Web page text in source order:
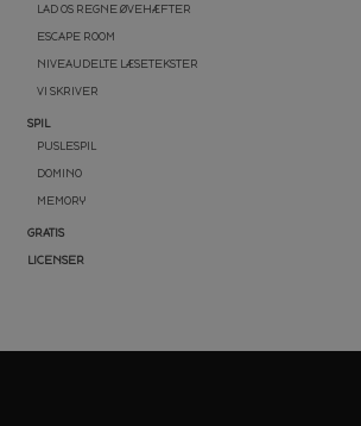
LAD OS REGNE ØVEHÆFTER
ESCAPE ROOM
NIVEAUDELTE LÆSETEKSTER
VI SKRIVER
SPIL
PUSLESPIL
DOMINO
MEMORY
GRATIS
LICENSER